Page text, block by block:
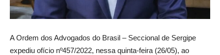
A Ordem dos Advogados do Brasil – Seccional de Sergipe
expediu ofício nº457/2022, nessa quinta-feira (26/05), ao